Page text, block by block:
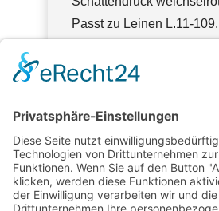
Passt zu Leinen L.11-
2-169 Fb.4
Schattendruck puderrosa
Passt zu Leinen L-11-